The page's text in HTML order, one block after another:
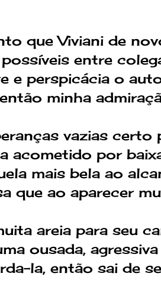
que Viviani de
entre
e perspicácia o
minha
vazias certo
acometido por
mais bela ao
que ao aparecer
areia para seu
ousada,
la, então sai de